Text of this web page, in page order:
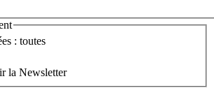
: toutes
la Newsletter